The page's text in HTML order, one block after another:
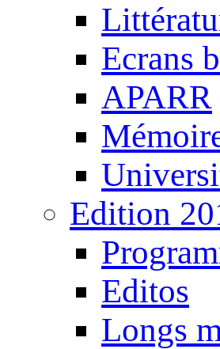
Ecrans
APARR
Edition
Editos
Longs